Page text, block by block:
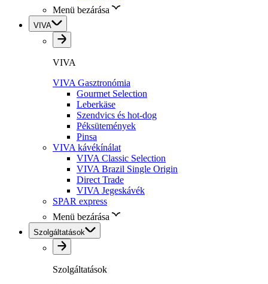
Menü bezárása
VIVA
VIVA
VIVA Gasztronómia
Gourmet Selection
Leberkäse
Szendvics és hot-dog
Péksütemények
Pinsa
VIVA kávékínálat
VIVA Classic Selection
VIVA Brazil Single Origin
Direct Trade
VIVA Jegeskávék
SPAR express
Menü bezárása
Szolgáltatások
Szolgáltatások